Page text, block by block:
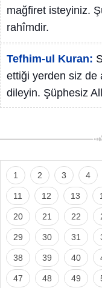
mağfiret isteyiniz.
rahîmdir.
Tefhim-ul Kuran:
ettiği yerden siz de
dileyin. Şüphesiz
1 2 3 4
11 12 13
20 21 22
29 30 31
38 39 40
47 48 49